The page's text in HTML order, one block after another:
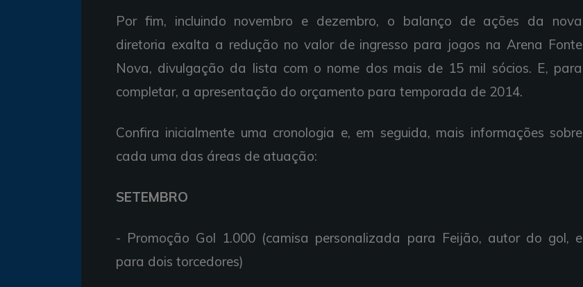
Por fim, incluindo novembro e dezembro, o balanço de ações da nova
diretoria exalta a redução no valor de ingresso para jogos na Arena Fonte
Nova, divulgação da lista com o nome dos mais de 15 mil sócios. E, para
completar, a apresentação do orçamento para temporada de 2014.
Confira inicialmente uma cronologia e, em seguida, mais informações sobre
cada uma das áreas de atuação:
SETEMBRO
- Promoção Gol 1.000 (camisa personalizada para Feijão, autor do gol, e
para dois torcedores)